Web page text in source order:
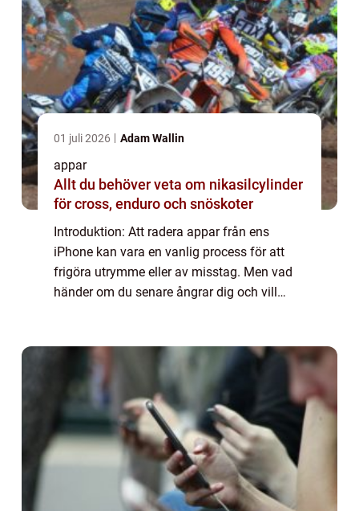
01 juli 2026 Adam Wallin
appar
Allt du behöver veta om nikasilcylinder
för cross, enduro och snöskoter
Introduktion: Att radera appar från ens
iPhone kan vara en vanlig process för att
frigöra utrymme eller av misstag. Men vad
händer om du senare ångrar dig och vill